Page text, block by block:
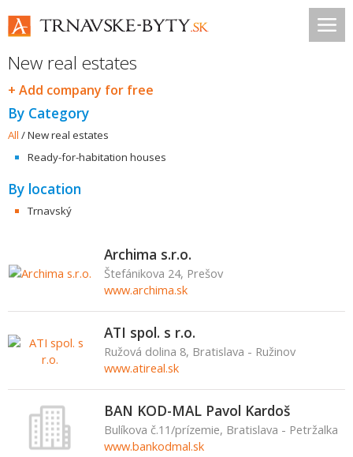
New real estates
+ Add company for free
By Category
All /New real estates
Ready-for-habitation houses
By location
Trnavský
Archima s.r.o.
Štefánikova 24, Prešov
www.archima.sk
ATI spol. s r.o.
Ružová dolina 8, Bratislava - Ružinov
www.atireal.sk
BAN KOD-MAL Pavol Kardoš
Bulíkova č.11/prízemie, Bratislava - Petržalka
www.bankodmal.sk